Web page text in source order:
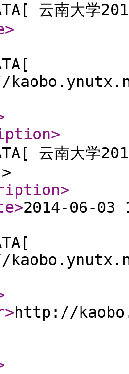
云南大学
>
>
云南大学
>
>2014-06-03
>http://